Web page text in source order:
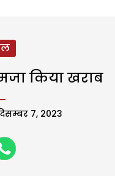
किया खराब
7, 2023